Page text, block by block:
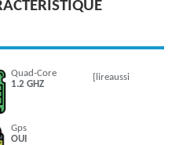
Quad-Core
1.2 GHZ
Gps
OUI
[lireaussi